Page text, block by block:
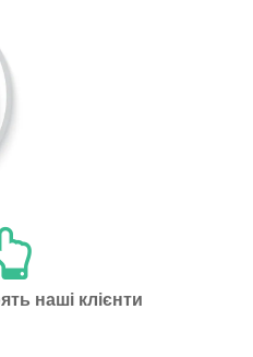
наші клієнти